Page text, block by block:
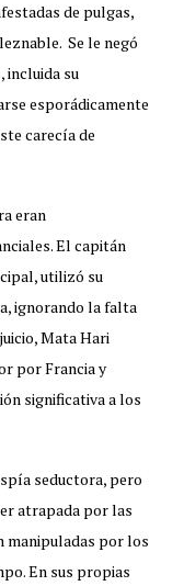
de pulgas,
Se le negó
incluida su
esporádicamente
carecía de
eran
El capitán
utilizó su
ignorando la falta
Mata Hari
por Francia y
significativa a los
seductora, pero
atrapada por las
manipuladas por los
En sus propias